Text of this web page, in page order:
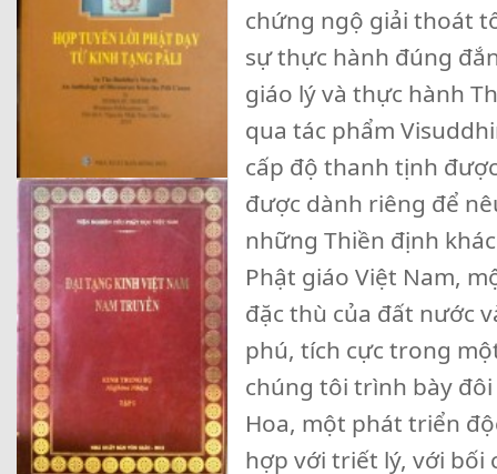
chứng ngộ giải thoát
sự thực hành đúng
giáo lý và thực hành
qua tác phẩm
cấp độ thanh tịnh
được dành riêng để
những Thiền định
Phật giáo Việt Nam,
đặc thù của đất nước
phú, tích cực trong
chúng tôi trình bày đôi
Hoa, một phát triển
hợp với triết lý, với bối